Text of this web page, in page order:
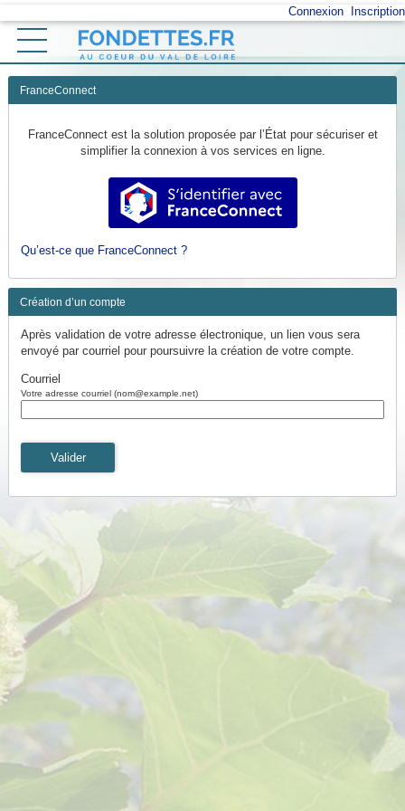
Connexion Inscription
Ouvrir le menu
FranceConnect
FranceConnect est la solution proposée par l’État pour sécuriser et
simplifier la connexion à vos services en ligne.
S’identifier avec FranceConnect
Qu’est-ce que FranceConnect ?
Création d’un compte
Après validation de votre adresse électronique, un lien vous sera
envoyé par courriel pour poursuivre la création de votre compte.
Courriel
Votre adresse courriel (nom@example.net)
Valider